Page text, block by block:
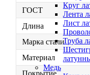
Круг
Лента
Лист
Труба
Медь
ГОСТ
Длина
Марка стали
Материал